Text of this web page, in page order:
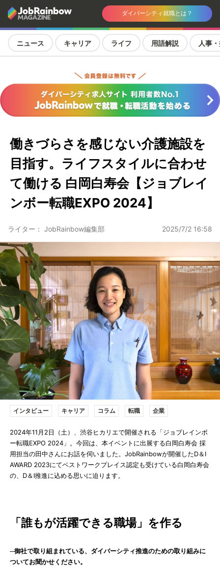
ダイバーシティ就職とは？
ニュース キャリア ライフ 用語解説 人事
働きづらさを感じない介護施設を
目指す。ライフスタイルに合わせ
て働ける 白岡白寿会【ジョブレイ
ンボー転職EXPO 2024】
ライター： JobRainbow編集部 2025/7/2 16:58
インタビュー キャリア コラム 転職 企業
2024年11月2日（土）、渋谷ヒカリエで開催される「ジョブレインボ
ー転職EXPO 2024」。今回は、本イベントに出展する白岡白寿会 採
用担当の田中さんにお話を伺いました。JobRainbowが開催したD＆I
AWARD 2023にてベストワークプレイス認定も受けている白岡白寿会
の、D＆I推進に込める思いに迫ります。
「誰もが活躍できる職場」を作る
─御社で取り組まれている、ダイバーシティ推進のための取り組みに
ついてお聞かせください。